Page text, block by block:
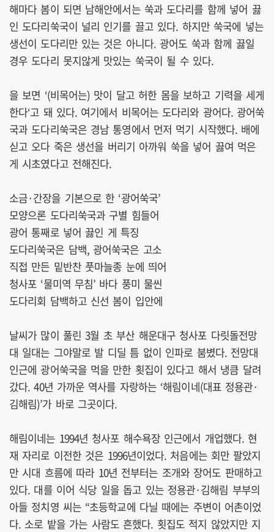
해마다 봄이 되면 남해안에서는 쑥과 도다리를 함께 넣어 끓
인 도다리쑥국이 널리 인기를 끌고 있다. 하지만 쑥국에 넣는
생선이 도다리만 있는 것은 아니다. 광어도 쑥과 함께 끓일
경우 도다리 못지않게 맛있는 쑥국이 될 수 있다.
을 보면 ‘(비목어는) 맛이 달고 허한 몸을 보하고 기력을 세게
한다‘고 돼 있다. 여기에서 비목어는 도다리와 광어다. 광어쑥
국과 도다리쑥국은 경남 통영에서 먼저 먹기 시작했다. 배에
싣고 오다 죽은 생선을 버리기 아까워 쑥을 넣어 끓여 먹은
게 시초였다고 전해진다.
소금·간장을 기본으로 한 ‘광어쑥국’
모양으론 도다리쑥국과 구별 힘들어
광어 통째로 넣어 끓인 게 특징
도다리쑥국은 담백, 광어쑥국은 고소
직접 만든 밑반찬 풋마늘종 눈에 띄어
청사포 ‘물미역 무침’ 바다 풍미 물씬
도다리회 담백하고 신선 봄이 입안에
날씨가 많이 풀린 3월 초 부산 해운대구 청사포 다릿돌전망
대 일대는 그야말로 발 디딜 틈 없이 인파로 붐볐다. 전망대
인근에 광어쑥국을 먹을 만한 횟집이 있다고 해서 냉큼 달려
갔다. 40년 가까운 역사를 자랑하는 ‘해림이네(대표 정용관·
김해림)’가 바로 그곳이다.
해림이네는 1994년 청사포 해수욕장 인근에서 개업했다. 현
재 자리로 이전한 것은 1996년이었다. 처음에는 회만 팔았지
만 시대 흐름에 따라 10년 전부터는 조개와 장어도 판매하고
있다. 대를 이어 식당 일을 돕고 있는 정용관·김해림 부부의
아들 정치영 씨는 “초등학교에 다닐 때에는 주변이 어촌이었
다. 소로 밭을 가는 사람도 흔했다. 횟집도 적지 않았지만 지